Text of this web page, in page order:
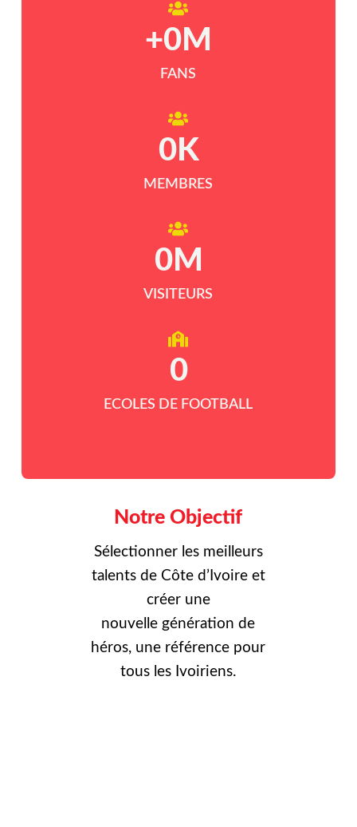
FANS
+0 M
MEMBRES
0K
VISITEURS
0M
ECOLES DE FOOTBALL
0
Notre Objectif
Sélectionner les meilleurs
talents de Côte d’Ivoire et
créer une
nouvelle génération de
héros, une référence pour
tous les Ivoiriens.